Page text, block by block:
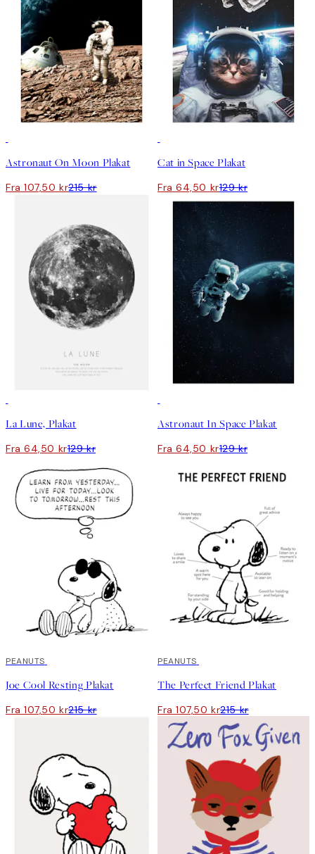
Astronaut On Moon Plakat
Fra 107,50 kr215 kr
Cat in Space Plakat
Fra 64,50 kr129 kr
La Lune, Plakat
Fra 64,50 kr129 kr
Astronaut In Space Plakat
Fra 64,50 kr129 kr
50%*
PEANUTS
Joe Cool Resting Plakat
Fra 107,50 kr215 kr
50%*
PEANUTS
The Perfect Friend Plakat
Fra 107,50 kr215 kr